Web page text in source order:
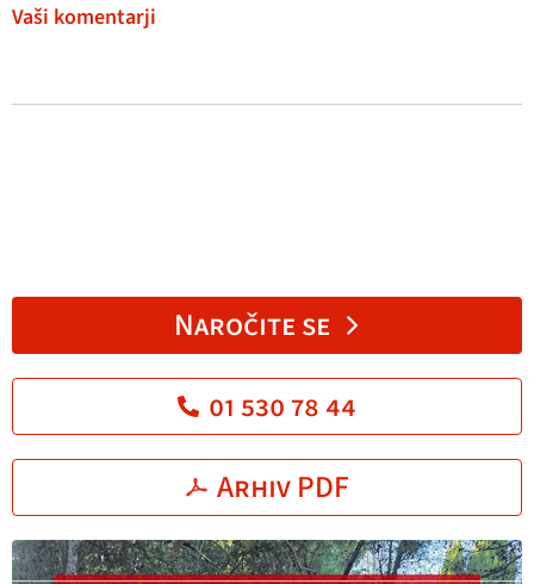
Vaši komentarji
Naročite se
01 530 78 44
Arhiv PDF